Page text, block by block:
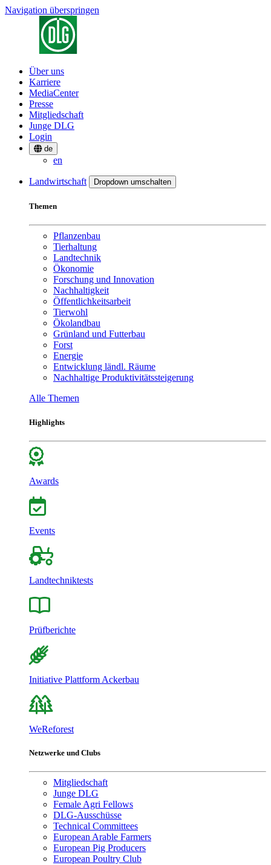
Navigation überspringen
Über uns
Karriere
MediaCenter
Presse
Mitgliedschaft
Junge DLG
Login
de
en
Landwirtschaft Dropdown umschalten
Themen
Pflanzenbau
Tierhaltung
Landtechnik
Ökonomie
Forschung und Innovation
Nachhaltigkeit
Öffentlichkeitsarbeit
Tierwohl
Ökolandbau
Grünland und Futterbau
Forst
Energie
Entwicklung ländl. Räume
Nachhaltige Produktivitätssteigerung
Alle Themen
Highlights
Awards
Events
Landtechniktests
Prüfberichte
Initiative Plattform Ackerbau
WeReforest
Netzwerke und Clubs
Mitgliedschaft
Junge DLG
Female Agri Fellows
DLG-Ausschüsse
Technical Committees
European Arable Farmers
European Pig Producers
European Poultry Club